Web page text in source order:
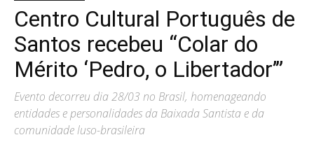
Centro Cultural Português de
Santos recebeu “Colar do
Mérito ‘Pedro, o Libertador’”
Evento decorreu dia 28/03 no Brasil, homenageando
entidades e personalidades da Baixada Santista e da
comunidade luso-brasileira